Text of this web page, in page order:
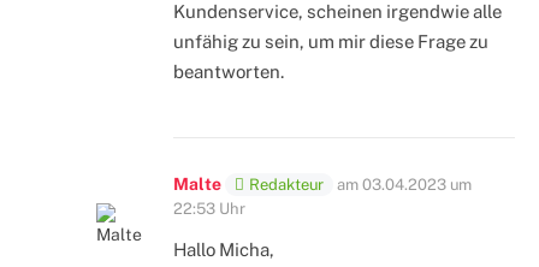
Kundenservice, scheinen irgendwie alle
unfähig zu sein, um mir diese Frage zu
beantworten.
Malte Redakteur am 03.04.2023 um
22:53 Uhr
Hallo Micha,